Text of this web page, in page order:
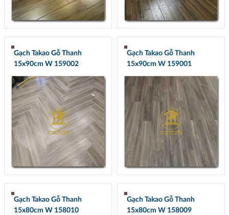
Gạch Takao Gỗ Thanh
15x90cm W 159002
Gạch Takao Gỗ Thanh
15x90cm W 159001
Gạch Takao Gỗ Thanh
15x80cm W 158010
Gạch Takao Gỗ Thanh
15x80cm W 158009